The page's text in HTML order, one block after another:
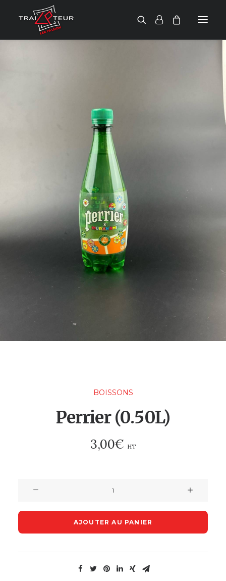
BOISSONS
Perrier (0.50L)
3,00€ HT
Perrier
(0.50L)
AJOUTER AU PANIER